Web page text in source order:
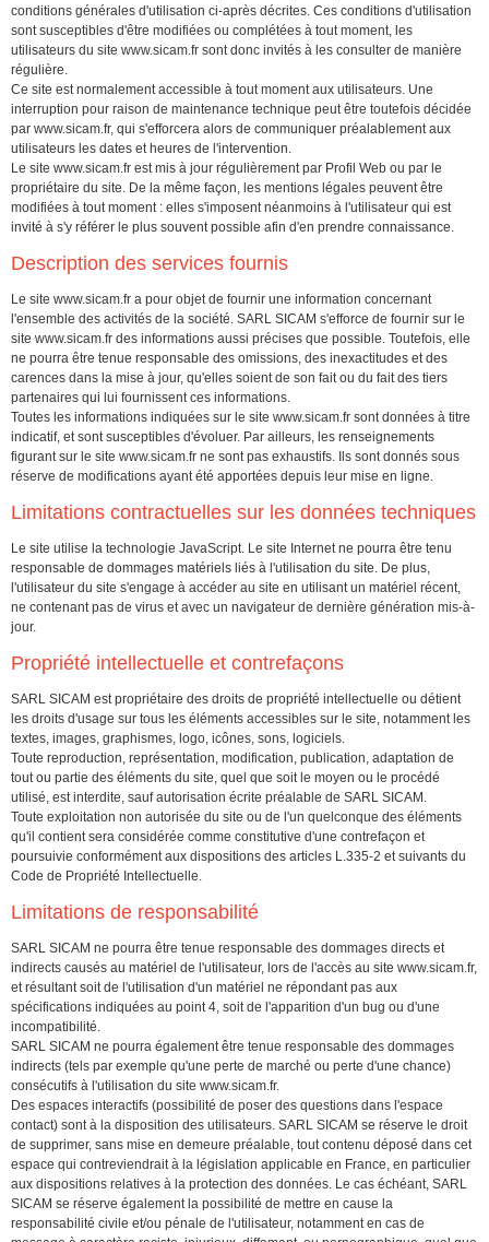
conditions générales d'utilisation ci-après décrites. Ces conditions d'utilisation
sont susceptibles d'être modifiées ou complétées à tout moment, les
utilisateurs du site www.sicam.fr sont donc invités à les consulter de manière
régulière.
Ce site est normalement accessible à tout moment aux utilisateurs. Une
interruption pour raison de maintenance technique peut être toutefois décidée
par www.sicam.fr, qui s'efforcera alors de communiquer préalablement aux
utilisateurs les dates et heures de l'intervention.
Le site www.sicam.fr est mis à jour régulièrement par Profil Web ou par le
propriétaire du site. De la même façon, les mentions légales peuvent être
modifiées à tout moment : elles s'imposent néanmoins à l'utilisateur qui est
invité à s'y référer le plus souvent possible afin d'en prendre connaissance.
Description des services fournis
Le site www.sicam.fr a pour objet de fournir une information concernant
l'ensemble des activités de la société. SARL SICAM s'efforce de fournir sur le
site www.sicam.fr des informations aussi précises que possible. Toutefois, elle
ne pourra être tenue responsable des omissions, des inexactitudes et des
carences dans la mise à jour, qu'elles soient de son fait ou du fait des tiers
partenaires qui lui fournissent ces informations.
Toutes les informations indiquées sur le site www.sicam.fr sont données à titre
indicatif, et sont susceptibles d'évoluer. Par ailleurs, les renseignements
figurant sur le site www.sicam.fr ne sont pas exhaustifs. Ils sont donnés sous
réserve de modifications ayant été apportées depuis leur mise en ligne.
Limitations contractuelles sur les données techniques
Le site utilise la technologie JavaScript. Le site Internet ne pourra être tenu
responsable de dommages matériels liés à l'utilisation du site. De plus,
l'utilisateur du site s'engage à accéder au site en utilisant un matériel récent,
ne contenant pas de virus et avec un navigateur de dernière génération mis-à-
jour.
Propriété intellectuelle et contrefaçons
SARL SICAM est propriétaire des droits de propriété intellectuelle ou détient
les droits d'usage sur tous les éléments accessibles sur le site, notamment les
textes, images, graphismes, logo, icônes, sons, logiciels.
Toute reproduction, représentation, modification, publication, adaptation de
tout ou partie des éléments du site, quel que soit le moyen ou le procédé
utilisé, est interdite, sauf autorisation écrite préalable de SARL SICAM.
Toute exploitation non autorisée du site ou de l'un quelconque des éléments
qu'il contient sera considérée comme constitutive d'une contrefaçon et
poursuivie conformément aux dispositions des articles L.335-2 et suivants du
Code de Propriété Intellectuelle.
Limitations de responsabilité
SARL SICAM ne pourra être tenue responsable des dommages directs et
indirects causés au matériel de l'utilisateur, lors de l'accès au site www.sicam.fr,
et résultant soit de l'utilisation d'un matériel ne répondant pas aux
spécifications indiquées au point 4, soit de l'apparition d'un bug ou d'une
incompatibilité.
SARL SICAM ne pourra également être tenue responsable des dommages
indirects (tels par exemple qu'une perte de marché ou perte d'une chance)
consécutifs à l'utilisation du site www.sicam.fr.
Des espaces interactifs (possibilité de poser des questions dans l'espace
contact) sont à la disposition des utilisateurs. SARL SICAM se réserve le droit
de supprimer, sans mise en demeure préalable, tout contenu déposé dans cet
espace qui contreviendrait à la législation applicable en France, en particulier
aux dispositions relatives à la protection des données. Le cas échéant, SARL
SICAM se réserve également la possibilité de mettre en cause la
responsabilité civile et/ou pénale de l'utilisateur, notamment en cas de